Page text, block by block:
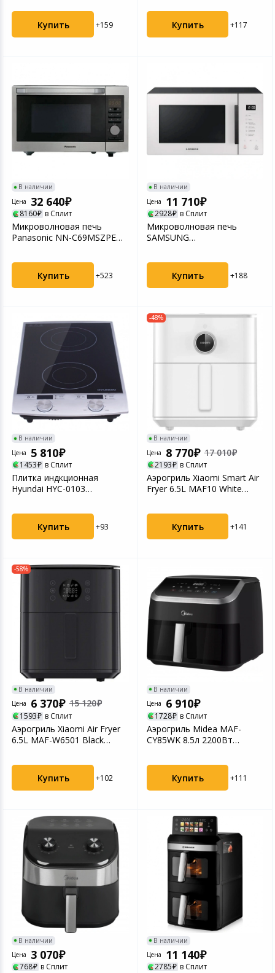
800Вт белая/черна...
Купить
+159 Купить +117
В наличии
Цена
32 640
8160 в Сплит
Микроволновая печь
Panasonic NN-C69MSZPE
Купить +523
В наличии
Цена
11 710
2928 в Сплит
Микроволновая печь
SAMSUNG
Купить +188
В наличии
Цена
5 810
1453 в Сплит
Плитка индкционная
Hyundai HYC-0103
Купить +93
-48%
В наличии
Цена
8 770 17 010
2193 в Сплит
Аэрогриль Xiaomi Smart Air
Fryer 6.5L MAF10 White
Купить +141
-58%
В наличии
Цена
6 370 15 120
1593 в Сплит
Аэрогриль Xiaomi Air Fryer
6.5L MAF-W6501 Black
Купить +102
В наличии
Цена
6 910
1728 в Сплит
Аэрогриль Midea MAF-
CY85WK 8.5л 2200Вт
Купить +111
В наличии
Цена
3 070
768 в Сплит
В наличии
Цена
11 140
2785 в Сплит